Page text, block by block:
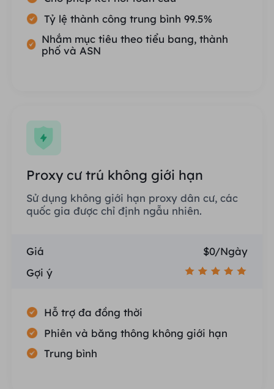
Tỷ lệ thành công trung bình 99.5%
Nhắm mục tiêu theo tiểu bang, thành
phố và ASN
Proxy cư trú không giới hạn
Sử dụng không giới hạn proxy dân cư, các
quốc gia được chỉ định ngẫu nhiên.
Giá
$0/Ngày
Gợi ý
Hỗ trợ đa đồng thời
Phiên và băng thông không giới hạn
Trung bình